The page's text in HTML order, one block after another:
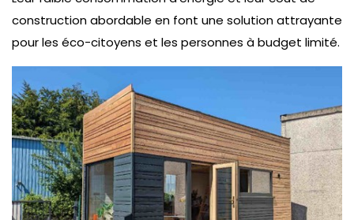
construction abordable en font une solution attrayante
pour les éco-citoyens et les personnes à budget limité.